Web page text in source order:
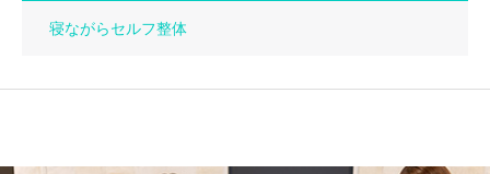
寝ながらセルフ整体